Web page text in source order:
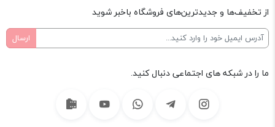
از تخفیف‌ها و جدیدترین‌های فروشگاه باخبر شوید
ما را در شبکه های اجتماعی دنبال کنید.